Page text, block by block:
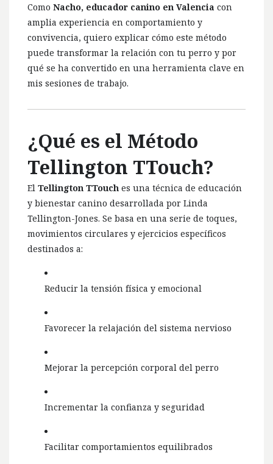
Como Nacho, educador canino en Valencia con
amplia experiencia en comportamiento y
convivencia, quiero explicar cómo este método
puede transformar la relación con tu perro y por
qué se ha convertido en una herramienta clave en
mis sesiones de trabajo.
¿Qué es el Método
Tellington TTouch?
El Tellington TTouch es una técnica de educación
y bienestar canino desarrollada por Linda
Tellington-Jones. Se basa en una serie de toques,
movimientos circulares y ejercicios específicos
destinados a:
Reducir la tensión física y emocional
Favorecer la relajación del sistema nervioso
Mejorar la percepción corporal del perro
Incrementar la confianza y seguridad
Facilitar comportamientos equilibrados